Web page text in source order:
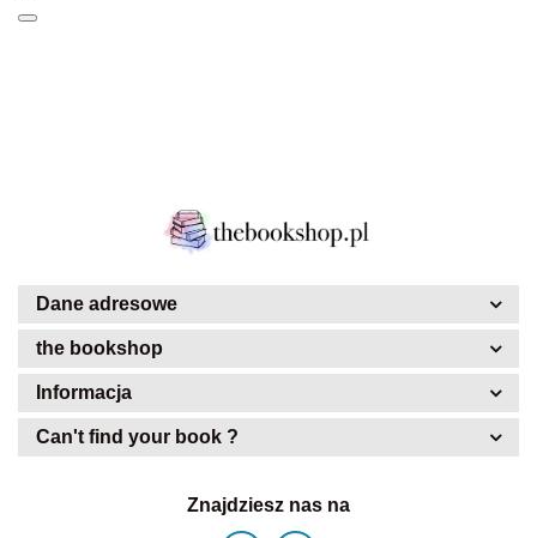
Dane adresowe
the bookshop
Informacja
Can't find your book ?
Znajdziesz nas na